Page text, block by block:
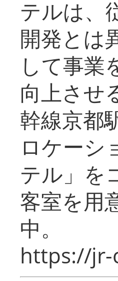
テルは、
開発とは
して事業
向上させ
幹線京都
ロケーシ
テル」を
客室を用
中。
https://jr-